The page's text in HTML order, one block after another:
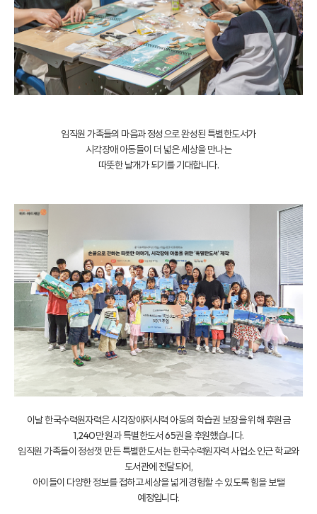
임직원 가족들의 마음과 정성으로 완성된 특별한도서가
시각장애 아동들이 더 넓은 세상을 만나는
따뜻한 날개가 되기를 기대합니다.
이날 한국수력원자력은 시각장애·저시력 아동의 학습권 보장을 위해 후원금
1,240만 원과 특별한도서 65권을 후원했습니다.
임직원 가족들이 정성껏 만든 특별한도서는 한국수력원자력 사업소 인근 학교와
도서관에 전달되어,
아이들이 다양한 정보를 접하고 세상을 넓게 경험할 수 있도록 힘을 보탤
예정입니다.